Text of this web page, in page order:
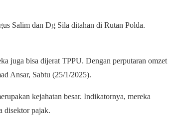
Salim dan Dg Sila ditahan di Rutan Polda.
juga bisa dijerat TPPU. Dengan perputaran omzet
Ansar, Sabtu (25/1/2025).
kejahatan besar. Indikatornya, mereka
disektor pajak.